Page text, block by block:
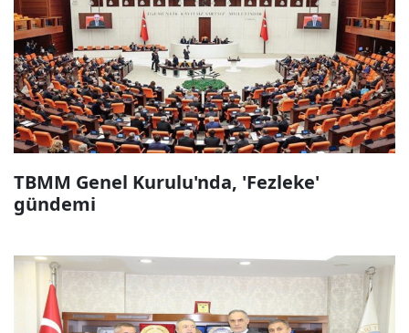
TBMM Genel Kurulu'nda, 'Fezleke'
gündemi